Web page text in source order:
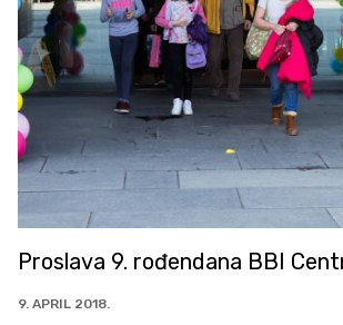
Proslava 9. rođendana BBI
9. APRIL 2018.